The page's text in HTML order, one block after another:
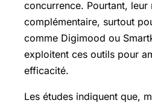
concurrence. Pourtant, leur
complémentaire, surtout
comme Digimood ou
exploitent ces outils pour
efficacité.
Les études indiquent que,